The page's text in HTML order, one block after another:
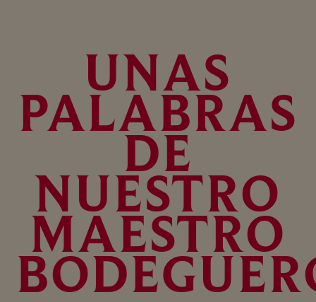
UNAS
PALABRAS
DE
NUESTRO
MAESTRO